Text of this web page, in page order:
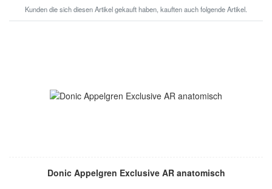
Kunden die sich diesen Artikel gekauft haben, kauften auch folgende Artikel.
Donic Appelgren Exclusive AR anatomisch